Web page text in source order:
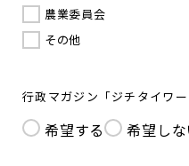
農業委員会
その他
行政マガジン「ジチタイワ
希望する 希望しな